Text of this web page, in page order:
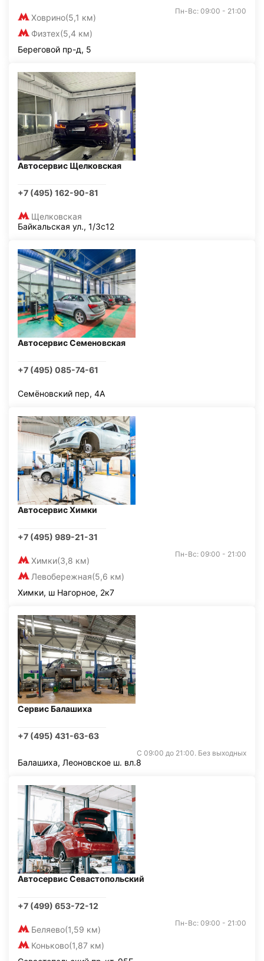
Ховрино(5,1 км)
Физтех(5,4 км)
Пн-Вс: 09:00 - 21:00
Береговой пр-д, 5
Автосервис Щелковская
+7 (495) 162-90-81
Щелковская
Байкальская ул., 1/3с12
Автосервис Семеновская
+7 (495) 085-74-61
Семёновский пер, 4А
Автосервис Химки
+7 (495) 989-21-31
Химки(3,8 км)
Левобережная(5,6 км)
Пн-Вс: 09:00 - 21:00
Химки, ш Нагорное, 2к7
Сервис Балашиха
+7 (495) 431-63-63
С 09:00 до 21:00. Без выходных
Балашиха, Леоновское ш. вл.8
Автосервис Севастопольский
+7 (499) 653-72-12
Беляево(1,59 км)
Коньково(1,87 км)
Пн-Вс: 09:00 - 21:00